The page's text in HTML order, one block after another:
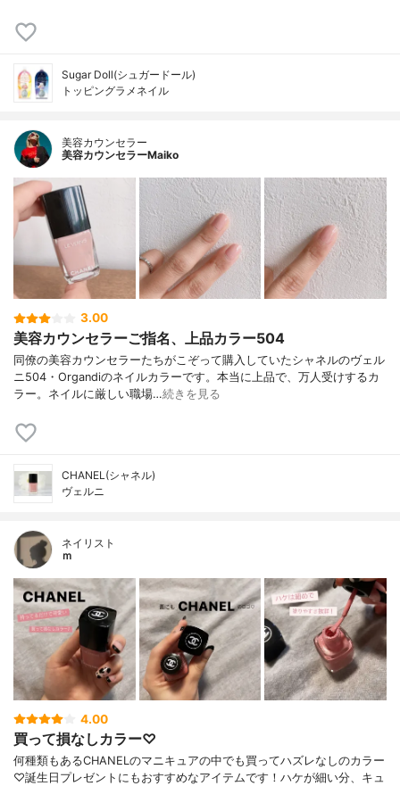
Sugar Doll(シュガードール)
トッピングラメネイル
美容カウンセラー
美容カウンセラーMaiko
3.00
美容カウンセラーご指名、上品カラー504
同僚の美容カウンセラーたちがこぞって購入していたシャネルのヴェル
ニ504・Organdiのネイルカラーです。本当に上品で、万人受けするカ
ラー。ネイルに厳しい職場…続きを見る
CHANEL(シャネル)
ヴェルニ
ネイリスト
ｍ
4.00
買って損なしカラー♡
何種類もあるCHANELのマニキュアの中でも買ってハズレなしのカラー
♡誕生日プレゼントにもおすすめなアイテムです！ハケが細い分、キュ